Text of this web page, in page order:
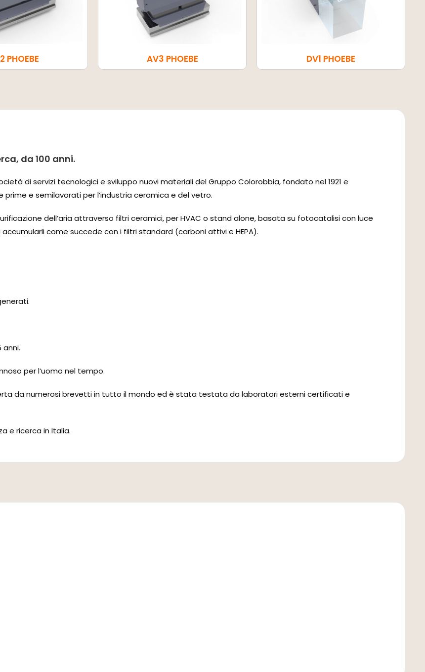
PHOEBE AV3 PHOEBE DV1 PHOEBE
da 100 anni.
di servizi tecnologici e sviluppo nuovi materiali del Gruppo Colorobbia, fondato nel 1921 e
e semilavorati per l’industria ceramica e del vetro.
dell’aria attraverso filtri ceramici, per HVAC o stand alone, basata su fotocatalisi con luce
come succede con i filtri standard (carboni attivi e HEPA).
anni.
per l’uomo nel tempo.
da numerosi brevetti in tutto il mondo ed è stata testata da laboratori esterni certificati e
e ricerca in Italia.